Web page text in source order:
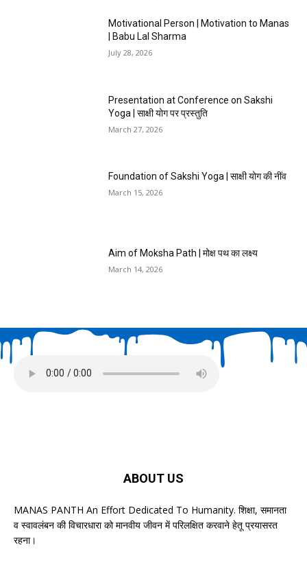
Motivational Person | Motivation to Manas
| Babu Lal Sharma
July 28, 2026
Presentation at Conference on Sakshi
Yoga | साक्षी योग पर प्रस्तुति
March 27, 2026
Foundation of Sakshi Yoga | साक्षी योग की नींव
March 15, 2026
Aim of Moksha Path | मोक्ष पथ का लक्ष्य
March 14, 2026
ABOUT US
MANAS PANTH An Effort Dedicated To Humanity. शिक्षा, समानता
व स्वावलंबन की विचारधारा को मानवीय जीवन में परिलक्षित करवाने हेतू प्रयासरत
रहना।